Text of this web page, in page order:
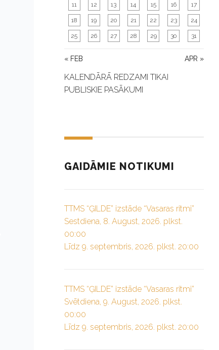
« FEB APR »
11 12 13 14 15 16 17
18 19 20 21 22 23 24
25 26 27 28 29 30 31
KALENDĀRĀ REDZAMI TIKAI
PUBLISKIE PASĀKUMI
GAIDĀMIE NOTIKUMI
TTMS “ĢILDE” izstāde “Vasaras ritmi”
Sestdiena, 8. August, 2026. plkst.
00:00
Līdz 9. septembris, 2026. plkst. 20:00
TTMS “ĢILDE” izstāde “Vasaras ritmi”
Svētdiena, 9. August, 2026. plkst.
00:00
Līdz 9. septembris, 2026. plkst. 20:00